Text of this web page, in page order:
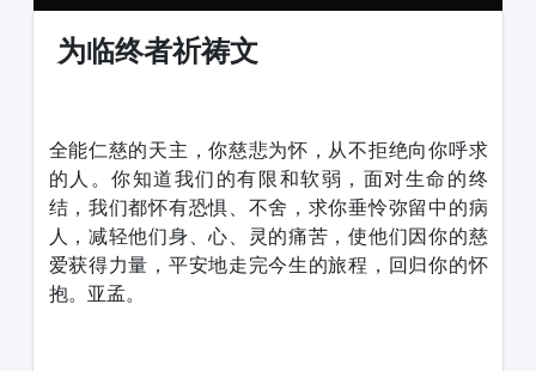
为临终者祈祷文
全能仁慈的天主，你慈悲为怀，从不拒绝向你呼求
的人。你知道我们的有限和软弱，面对生命的终
结，我们都怀有恐惧、不舍，求你垂怜弥留中的病
人，减轻他们身、心、灵的痛苦，使他们因你的慈
爱获得力量，平安地走完今生的旅程，回归你的怀
抱。亚孟。